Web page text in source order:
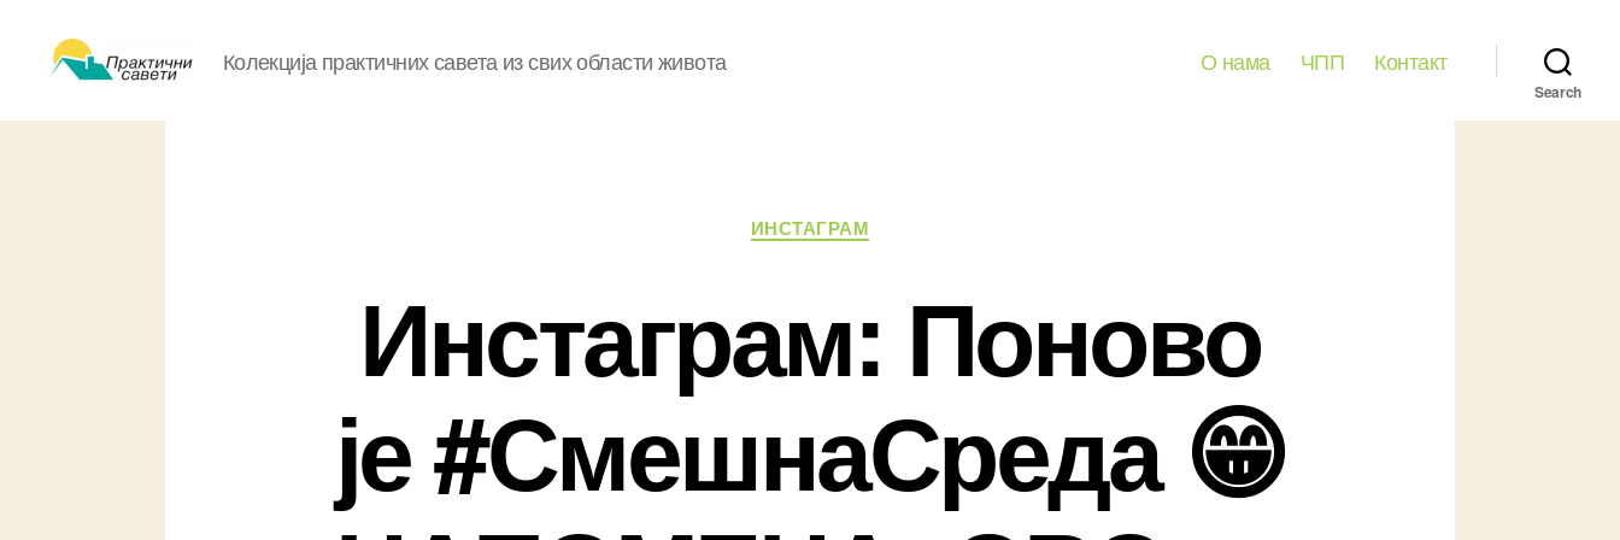
савети
Колекција практичних савета из свих области живота О нама ЧПП Контакт
Search
Категорије
ИНСТАГРАМ
Инстаграм: Поново
је #СмешнаСреда 😁